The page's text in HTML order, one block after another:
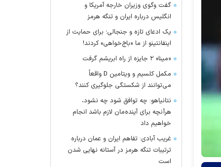
گفت وگوی وزیران خارجه آمریکا و
انگلیس درباره ایران و تنگه هرمز
یک ادعای تازه و جنجالی؛ برای حمایت از
اینفانتینو از ما «باج‌خواهی» کردند!
«مینا» ۲ جایزه از راه ابریشم گرفت
مکمل کلسیم و ویتامین D واقعاً
می‌توانند از شکستگی جلوگیری کنند؟
نتانیاهو: چه توافق شود چه نشود،
هرآنچه برای آینده‌مان لازم باشد انجام
خواهیم داد
غریب آبادی: تفاهم ایران و عمان درباره
ترتیبات تنگه هرمز در آستانه نهایی شدن
است